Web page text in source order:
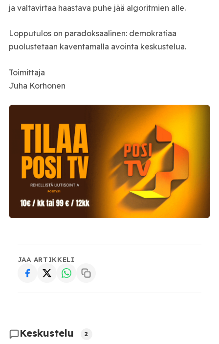
ja valtavirtaa haastava puhe jää algoritmien alle.
Lopputulos on paradoksaalinen: demokratiaa
puolustetaan kaventamalla avointa keskustelua.
Toimittaja
Juha Korhonen
JAA ARTIKKELI
Keskustelu 2